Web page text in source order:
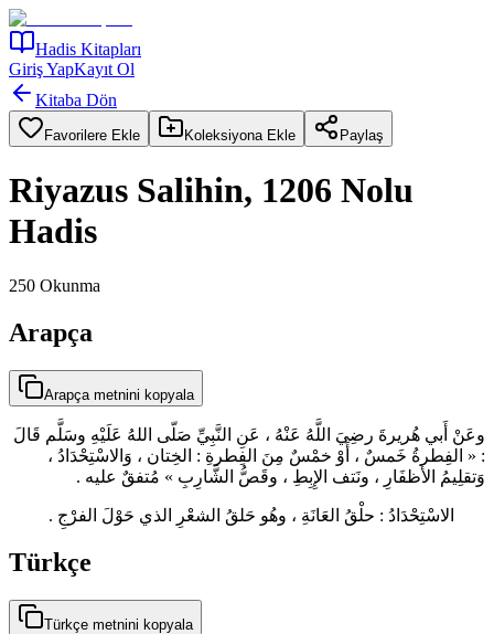
Hadis Kitapları
Giriş YapKayıt Ol
Kitaba Dön
Favorilere Ekle Koleksiyona Ekle Paylaş
Riyazus Salihin, 1206 Nolu
Hadis
250 Okunma
Arapça
Arapça metnini kopyala
وعَنْ أَبي هُريرةَ رضِيَ اللَّهُ عَنْهُ ، عَنِ النَّبِيِّ صَلّى اللهُ عَلَيْهِ وسَلَّم قَالَ
: « الفِطرةُ خَمسٌ ، أَوْ خمْسٌ مِنَ الفِطرةِ : الخِتان ، وَالاسْتِحْدَادُ ،
وَتقلِيمُ الأَظفَارِ ، ونَتف الإِبِطِ ، وقَصُّ الشَّارِبِ » مُتفقٌ عليه .
الاسْتِحْدَادُ : حلْقُ العَانَةِ ، وهُو حَلقُ الشعْرِ الذي حَوْلَ الفرْجِ .
Türkçe
Türkçe metnini kopyala